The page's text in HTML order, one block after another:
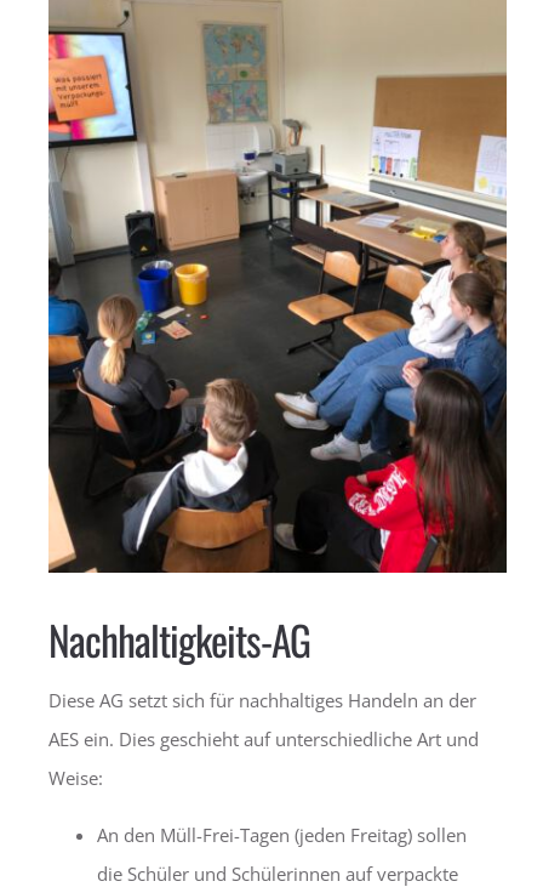
Nachhaltigkeits-AG
Diese AG setzt sich für nachhaltiges Handeln an der
AES ein. Dies geschieht auf unterschiedliche Art und
Weise:
An den Müll-Frei-Tagen (jeden Freitag) sollen
die Schüler und Schülerinnen auf verpackte